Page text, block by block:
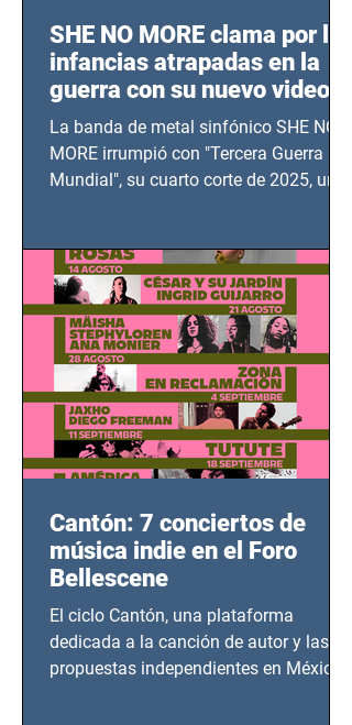
SHE NO MORE clama por las
infancias atrapadas en la
guerra con su nuevo video
TERCERA GUERRA
MUNDIAL
La banda de metal sinfónico SHE NO
MORE irrumpió con "Tercera Guerra
Mundial", su cuarto corte de 2025, un
bélicos.
Cantón: 7 conciertos de
música indie en el Foro
Bellescene
El ciclo Cantón, una plataforma
dedicada a la canción de autor y las
propuestas independientes en México,